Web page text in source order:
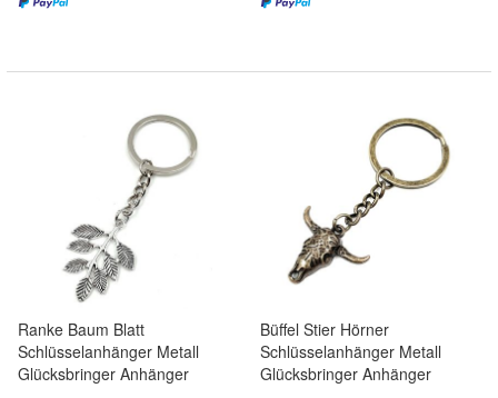
Ranke Baum Blatt
Schlüsselanhänger Metall
Glücksbringer Anhänger
Büffel Stier Hörner
Schlüsselanhänger Metall
Glücksbringer Anhänger